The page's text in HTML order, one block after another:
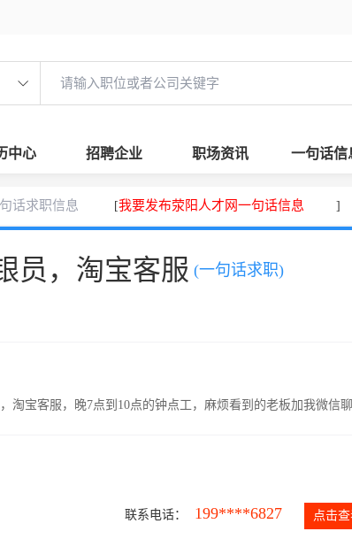
中心 招聘企业 职场资讯 一句话信
话求职信息 [我要发布荥阳人才网一句话信息 ]
员，淘宝客服 (一句话求职)
淘宝客服，晚7点到10点的钟点工，麻烦看到的老板加我微信
联系电话： 199****6827 点击